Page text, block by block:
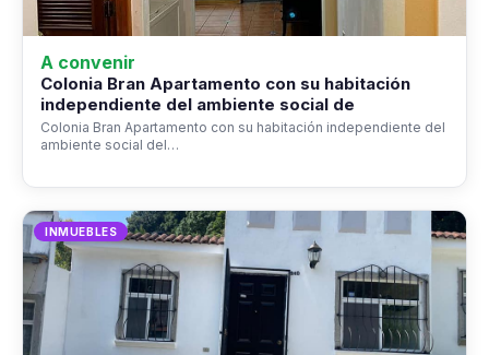
A convenir
Colonia Bran Apartamento con su habitación
independiente del ambiente social de
Colonia Bran Apartamento con su habitación independiente del
ambiente social del…
INMUEBLES